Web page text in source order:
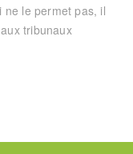
ne le permet pas, il
tribunaux